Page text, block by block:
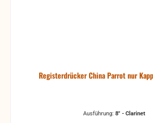
Registerdrücker China Parrot nur
Ausführung: 8" - Clarinet